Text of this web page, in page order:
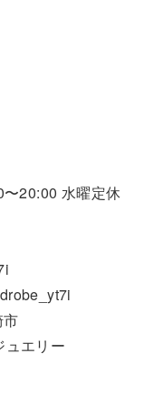
20:00 水曜定休
エリー